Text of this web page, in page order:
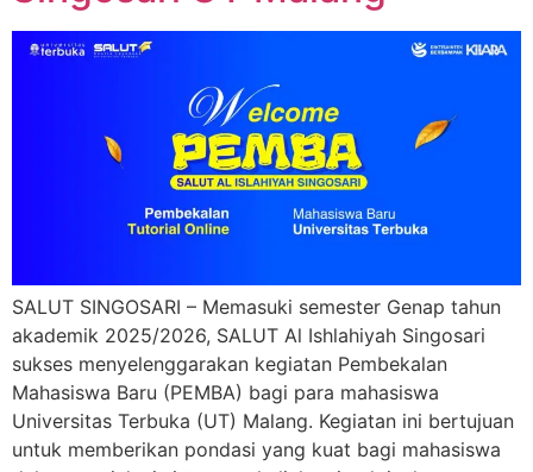
SALUT SINGOSARI – Memasuki semester Genap tahun
akademik 2025/2026, SALUT Al Ishlahiyah Singosari
sukses menyelenggarakan kegiatan Pembekalan
Mahasiswa Baru (PEMBA) bagi para mahasiswa
Universitas Terbuka (UT) Malang. Kegiatan ini bertujuan
untuk memberikan pondasi yang kuat bagi mahasiswa